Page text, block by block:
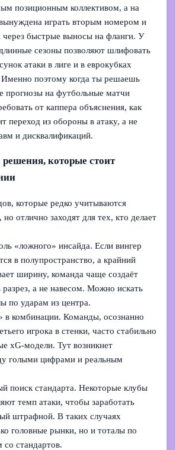
позиционным коллективом, а на
играть вторым номером и
через быстрые выносы на фланги. У
сезоны позволяют шлифовать
атаки в лиге и в еврокубках
поэтому когда ты решаешь
прогнозы на футбольные матчи
от каппера объяснения, как
переход из обороны в атаку, а не
и дисквалификаций.
которые стоит
которые редко учитываются
отлично заходят для тех, кто делает
«ложного» инсайда. Если вингер
в полупространство, а крайний
ширину, команда чаще создаёт
а не навесом. Можно искать
по ударам из центра.
в комбинации. Команды, осознанно
игрока в стенки, часто стабильно
xG-модели. Тут возникнет
голыми цифрами и реальным
поиск стандарта. Некоторые клубы
темп атаки, чтобы заработать
штрафной. В таких случаях
головные рынки, но и тоталы по
со стандартов.